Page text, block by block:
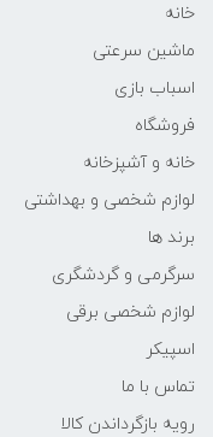
خانه
ماشین سرعتی
اسباب بازی
فروشگاه
خانه و آشپزخانه
لوازم شخصی و بهداشتی
برند ها
سرگرمی و گردشگری
لوازم شخصی برقی
اسپیکر
تماس با ما
رویه بازگرداندن کالا